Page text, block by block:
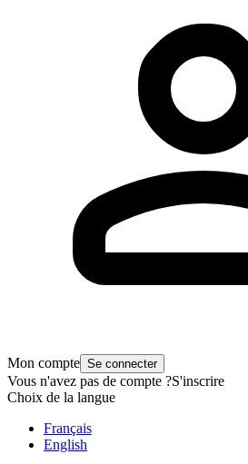
Mon compte Se connecter
Vous n'avez pas de compte ?S'inscrire
Choix de la langue
Français
English